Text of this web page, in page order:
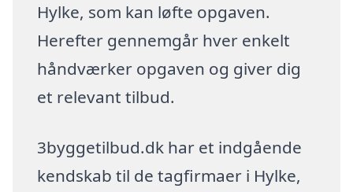
Hylke, som kan løfte opgaven.
Herefter gennemgår hver enkelt
håndværker opgaven og giver dig
et relevant tilbud.
3byggetilbud.dk har et indgående
kendskab til de tagfirmaer i Hylke,